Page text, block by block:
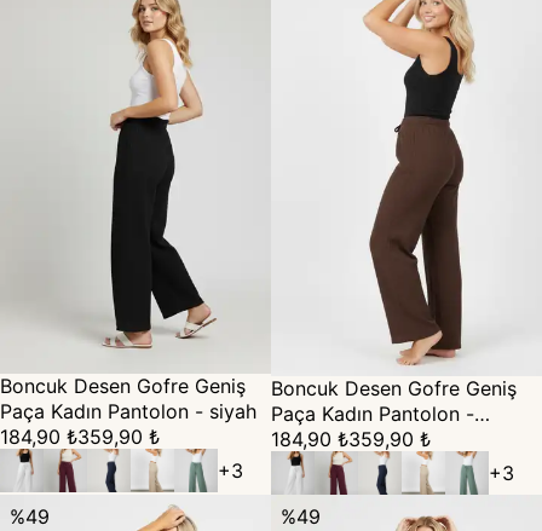
Boncuk Desen Gofre Geniş
Paça Kadın Pantolon - siyah
184,90 ₺359,90 ₺
+3
Boncuk Desen Gofre Geniş
Paça Kadın Pantolon -
kahverengi
184,90 ₺359,90 ₺
+3
%49 %49